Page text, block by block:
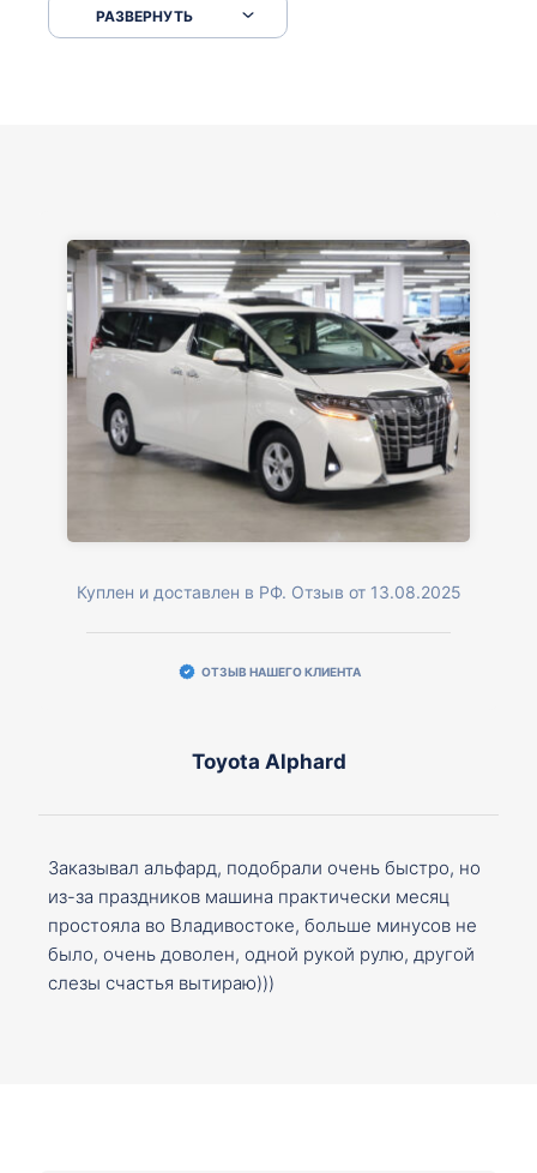
РАЗВЕРНУТЬ
Куплен и доставлен в РФ. Отзыв от 13.08.2025
ОТЗЫВ НАШЕГО КЛИЕНТА
Toyota Alphard
Заказывал альфард, подобрали очень быстро, но
из-за праздников машина практически месяц
простояла во Владивостоке, больше минусов не
было, очень доволен, одной рукой рулю, другой
слезы счастья вытираю)))